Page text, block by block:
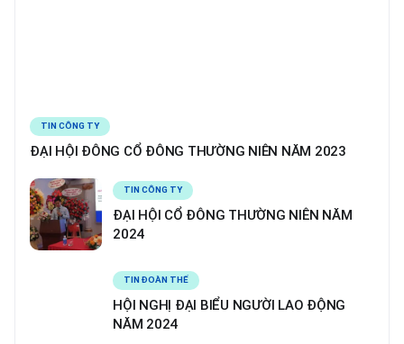
TIN CÔNG TY
ĐẠI HỘI ĐÔNG CỔ ĐÔNG THƯỜNG NIÊN NĂM 2023
TIN CÔNG TY
ĐẠI HỘI CỔ ĐÔNG THƯỜNG NIÊN NĂM
2024
TIN ĐOÀN THỂ
HỘI NGHỊ ĐẠI BIỂU NGƯỜI LAO ĐỘNG
NĂM 2024